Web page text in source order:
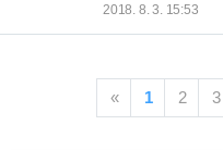
집에서 에어컨 켜고
더라구요~엄빠 백
둬야할줄 알았는데
2018. 8. 3. 15:53
« 1 2 3